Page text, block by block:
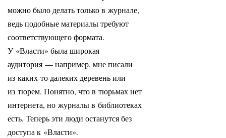
можно было делать только в журнале,
ведь подобные материалы требуют
соответствующего формата.
У «Власти» была широкая
аудитория — например, мне писали
из каких-то далеких деревень или
из тюрем. Понятно, что в тюрьмах нет
интернета, но журналы в библиотеках
есть. Теперь эти люди останутся без
доступа к «Власти».